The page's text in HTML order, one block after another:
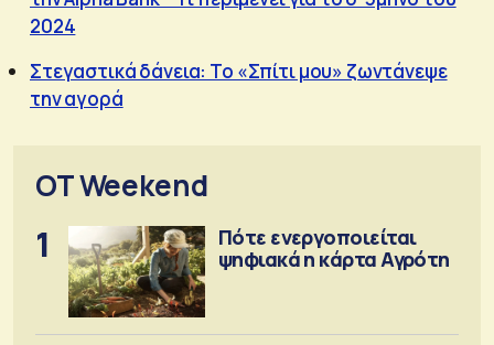
2024
Στεγαστικά δάνεια: Το «Σπίτι μου» ζωντάνεψε
την αγορά
OT Weekend
1
Πότε ενεργοποιείται
ψηφιακά η κάρτα Αγρότη